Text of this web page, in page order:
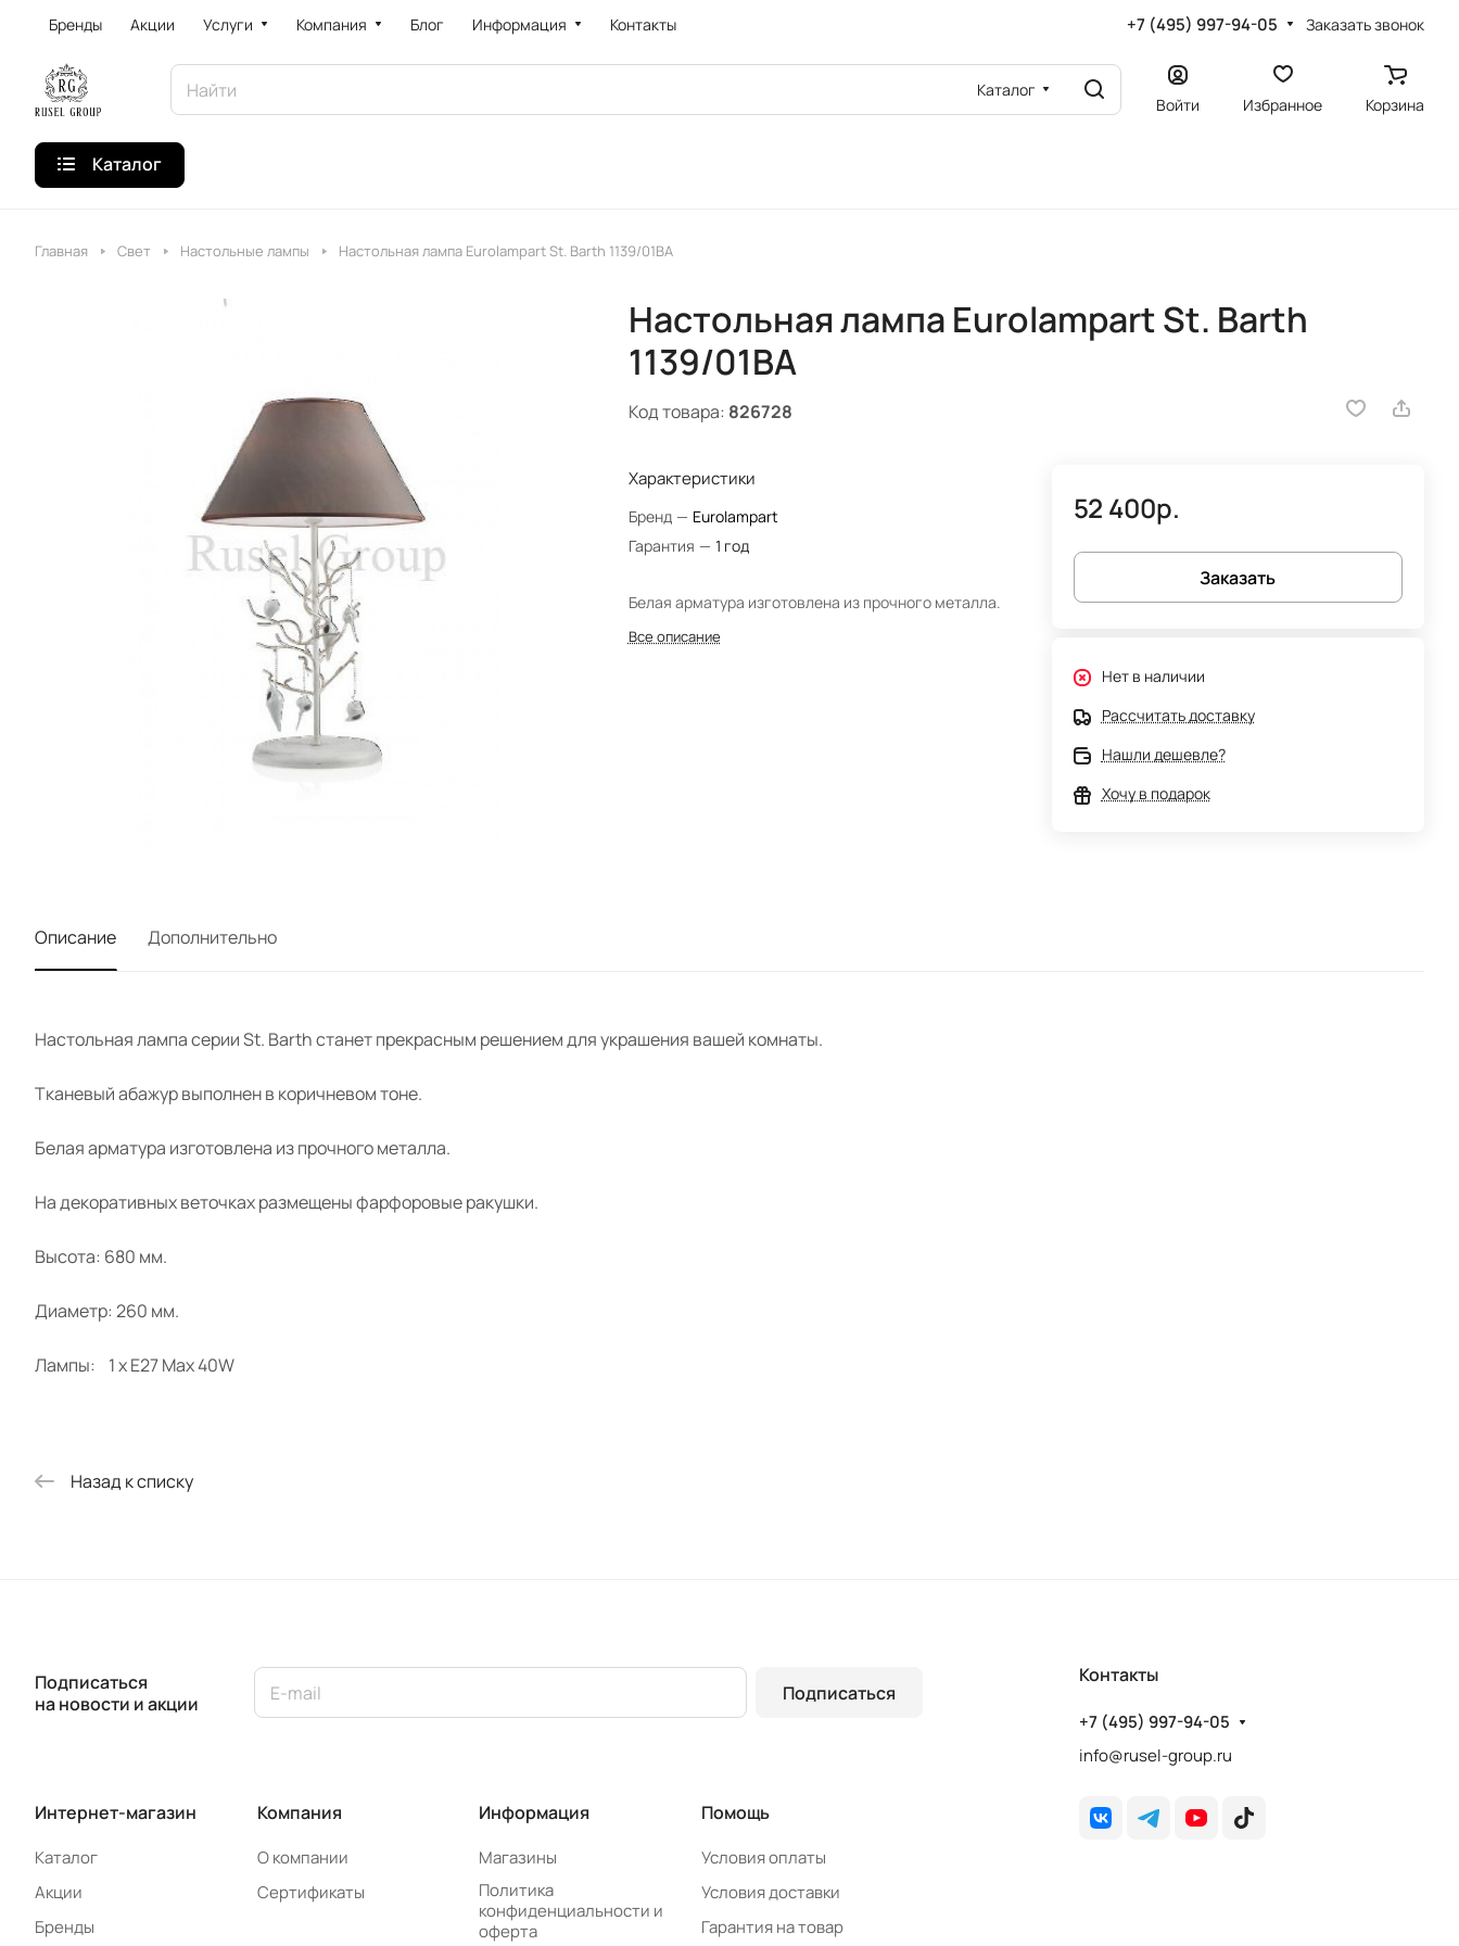
Бренды Акции Услуги Компания Блог Информация Контакты +7 (495) 997-94-05 Заказать звонок
Каталог
Войти Избранное Корзина
Каталог
Главная Свет Настольные лампы Настольная лампа Eurolampart St. Barth 1139/01BA
Настольная лампа Eurolampart St. Barth
1139/01BA
Код товара: 826728
Характеристики
Бренд — Eurolampart
Гарантия — 1 год
Белая арматура изготовлена из прочного металла.
Все описание
52 400р.
Заказать
Нет в наличии
Рассчитать доставку
Нашли дешевле?
Хочу в подарок
Описание Дополнительно
Настольная лампа серии St. Barth станет прекрасным решением для украшения вашей комнаты.
Тканевый абажур выполнен в коричневом тоне.
Белая арматура изготовлена из прочного металла.
На декоративных веточках размещены фарфоровые ракушки.
Высота: 680 мм.
Диаметр: 260 мм.
Лампы: 1 x E27 Max 40W
Назад к списку
Подписаться
на новости и акции
Подписаться
Интернет-магазин
Каталог
Акции
Бренды
Компания
О компании
Сертификаты
Информация
Магазины
Политика
конфиденциальности и
оферта
Помощь
Условия оплаты
Условия доставки
Гарантия на товар
Контакты
+7 (495) 997-94-05
info@rusel-group.ru